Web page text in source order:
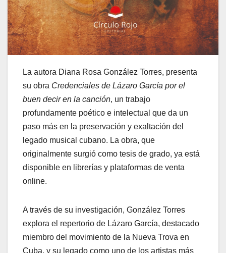
La autora Diana Rosa González Torres, presenta
su obra Credenciales de Lázaro García por el
buen decir en la canción, un trabajo
profundamente poético e intelectual que da un
paso más en la preservación y exaltación del
legado musical cubano. La obra, que
originalmente surgió como tesis de grado, ya está
disponible en librerías y plataformas de venta
online.
A través de su investigación, González Torres
explora el repertorio de Lázaro García, destacado
miembro del movimiento de la Nueva Trova en
Cuba, y su legado como uno de los artistas más